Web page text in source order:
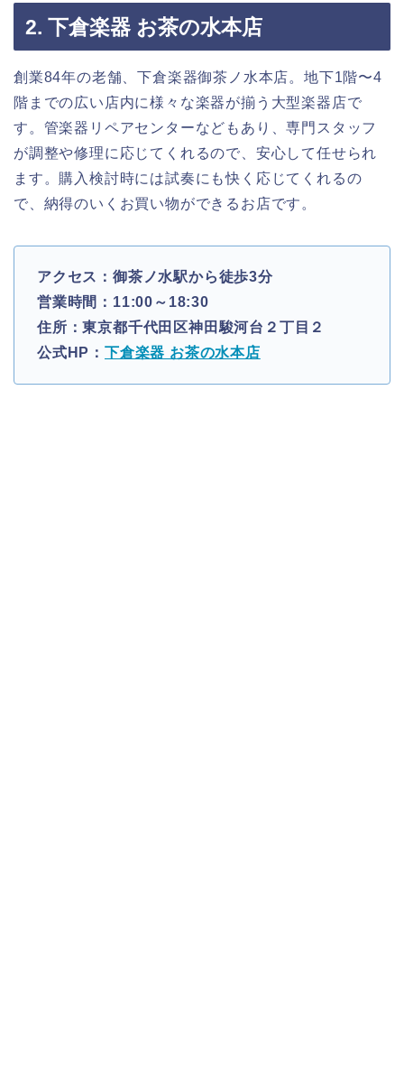
2. 下倉楽器 お茶の水本店
創業84年の老舗、下倉楽器御茶ノ水本店。地下1階〜4
階までの広い店内に様々な楽器が揃う大型楽器店で
す。管楽器リペアセンターなどもあり、専門スタッフ
が調整や修理に応じてくれるので、安心して任せられ
ます。購入検討時には試奏にも快く応じてくれるの
で、納得のいくお買い物ができるお店です。
アクセス：御茶ノ水駅から徒歩3分
営業時間：11:00～18:30
住所：東京都千代田区神田駿河台２丁目２
公式HP： 下倉楽器 お茶の水本店